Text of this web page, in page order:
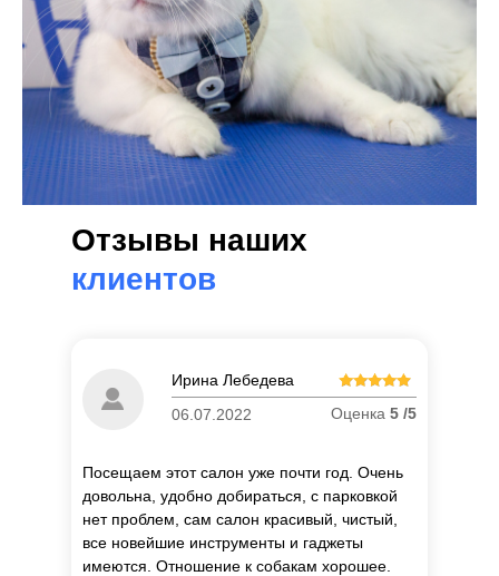
Отзывы наших
клиентов
Ирина Лебедева
06.07.2022
Оценка 5 /5
Посещаем этот салон уже почти год. Очень
довольна, удобно добираться, с парковкой
нет проблем, сам салон красивый, чистый,
все новейшие инструменты и гаджеты
имеются. Отношение к собакам хорошее.